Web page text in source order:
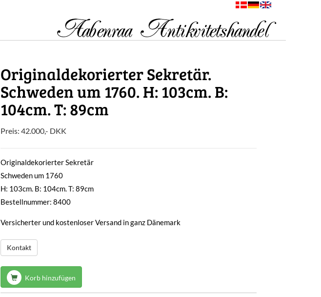
Originaldekorierter Sekretär.
Schweden um 1760. H: 103cm. B:
104cm. T: 89cm
Preis: 42.000,- DKK
Originaldekorierter Sekretär
Schweden um 1760
H: 103cm. B: 104cm. T: 89cm
Bestellnummer: 8400
Versicherter und kostenloser Versand in ganz Dänemark
Kontakt
Korb hinzufügen